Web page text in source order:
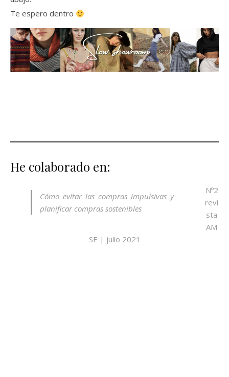
Te espero dentro
He colaborado en:
Cómo evitar las compras impulsivas y
planificar compras sostenibles
Nº2
revi
sta
AM
SE | julio 2021